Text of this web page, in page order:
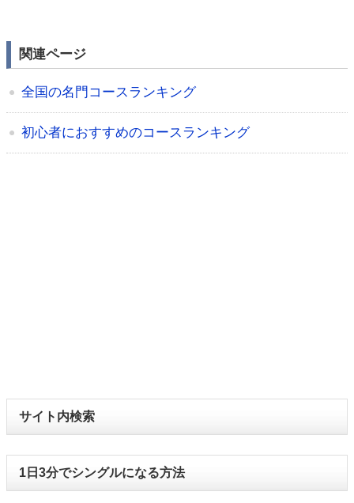
関連ページ
全国の名門コースランキング
初心者におすすめのコースランキング
サイト内検索
1日3分でシングルになる方法